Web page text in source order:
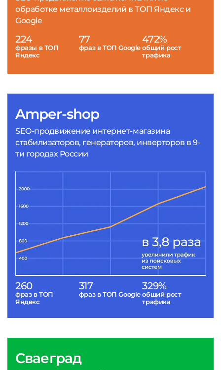
Amper-shop
SEO-продвижение интернет-магазина
стабилизаторов, генераторов, инверторов в 9-
ти городах России
260
фраз в ТОП
Яндекс
317
фраз в ТОП Google
329%
общий рост
трафика
обработке металлоизделий в ТОП Яндекс и
Google
224
фразы в ТОП
Яндекс
77
фраз в ТОП Google
472%
общий рост
трафика
Сваеград